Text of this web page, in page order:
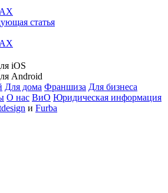
статья
iOS
Android
Для дома Франшиза Для бизнеса
О нас ВиО Юридическая информация
и Furba